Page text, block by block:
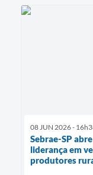
08 JUN 2026 -
Sebrae-SP
liderança em
produtores